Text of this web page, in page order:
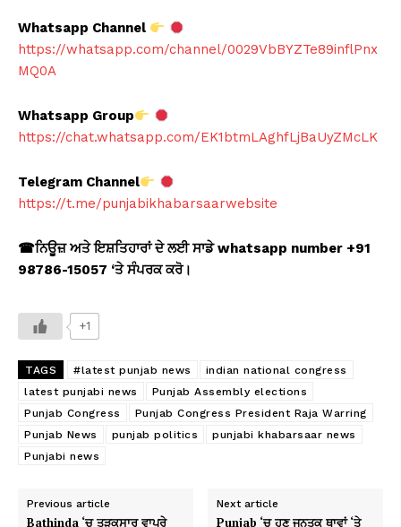
Whatsapp Channel
https://whatsapp.com/channel/0029VbBYZTe89inflPnx
MQ0A
Whatsapp Group
https://chat.whatsapp.com/EK1btmLAghfLjBaUyZMcLK
Telegram Channel
https://t.me/punjabikhabarsaarwebsite
☎ਨਿਊਜ਼ ਅਤੇ ਇਸ਼ਤਿਹਾਰਾਂ ਦੇ ਲਈ ਸਾਡੇ whatsapp number +91
98786-15057 ‘ਤੇ ਸੰਪਰਕ ਕਰੋ।
+1
TAGS #latest punjab news
indian national congress
latest punjabi news
Punjab Assembly elections
Punjab Congress
Punjab Congress President Raja Warring
Punjab News
punjab politics
punjabi khabarsaar news
Punjabi news
Previous article
Bathinda ‘ਚ ਤੜਕਸਾਰ ਵਾਪਰੇ
Next article
Punjab ‘ਚ ਹੁਣ ਜਨਤਕ ਥਾਵਾਂ ‘ਤੇ